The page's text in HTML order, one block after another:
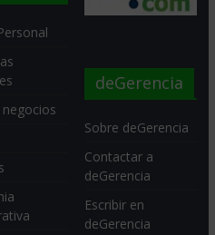
negocios
deGerencia
Sobre deGerencia
Contactar a
deGerencia
Escribir en
deGerencia